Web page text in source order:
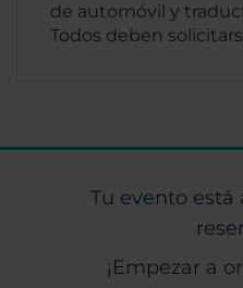
de automóvil y
Todos deben
Tu evento está
¡Empezar a